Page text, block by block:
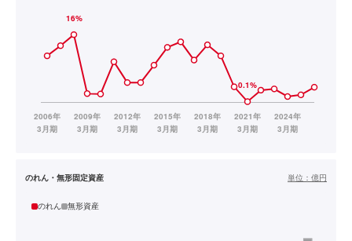
のれん・無形固定資産 単位： 億円
のれん 無形資産